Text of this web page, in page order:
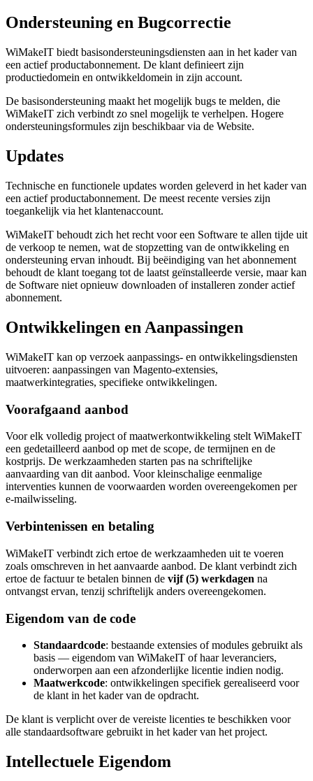
Ondersteuning en Bugcorrectie
WiMakeIT biedt basisondersteuningsdiensten aan in het kader van
een actief productabonnement. De klant definieert zijn
productiedomein en ontwikkeldomein in zijn account.
De basisondersteuning maakt het mogelijk bugs te melden, die
WiMakeIT zich verbindt zo snel mogelijk te verhelpen. Hogere
ondersteuningsformules zijn beschikbaar via de Website.
Updates
Technische en functionele updates worden geleverd in het kader van
een actief productabonnement. De meest recente versies zijn
toegankelijk via het klantenaccount.
WiMakeIT behoudt zich het recht voor een Software te allen tijde uit
de verkoop te nemen, wat de stopzetting van de ontwikkeling en
ondersteuning ervan inhoudt. Bij beëindiging van het abonnement
behoudt de klant toegang tot de laatst geïnstalleerde versie, maar kan
de Software niet opnieuw downloaden of installeren zonder actief
abonnement.
Ontwikkelingen en Aanpassingen
WiMakeIT kan op verzoek aanpassings- en ontwikkelingsdiensten
uitvoeren: aanpassingen van Magento-extensies,
maatwerkintegraties, specifieke ontwikkelingen.
Voorafgaand aanbod
Voor elk volledig project of maatwerkontwikkeling stelt WiMakeIT
een gedetailleerd aanbod op met de scope, de termijnen en de
kostprijs. De werkzaamheden starten pas na schriftelijke
aanvaarding van dit aanbod. Voor kleinschalige eenmalige
interventies kunnen de voorwaarden worden overeengekomen per
e-mailwisseling.
Verbintenissen en betaling
WiMakeIT verbindt zich ertoe de werkzaamheden uit te voeren
zoals omschreven in het aanvaarde aanbod. De klant verbindt zich
ertoe de factuur te betalen binnen de vijf (5) werkdagen na
ontvangst ervan, tenzij schriftelijk anders overeengekomen.
Eigendom van de code
Standaardcode: bestaande extensies of modules gebruikt als
basis — eigendom van WiMakeIT of haar leveranciers,
onderworpen aan een afzonderlijke licentie indien nodig.
Maatwerkcode: ontwikkelingen specifiek gerealiseerd voor
de klant in het kader van de opdracht.
De klant is verplicht over de vereiste licenties te beschikken voor
alle standaardsoftware gebruikt in het kader van het project.
Intellectuele Eigendom